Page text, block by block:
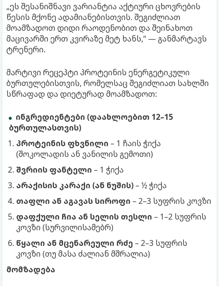
„ეს შესანიშნავი ვარიანტია აქტიური ცხოვრების
წესის მქონე ადამიანებისთვის. შეგიძლიათ
მოამზადოთ დიდი რაოდენობით და შეინახოთ
მაცივარში ერთ კვირაზე მეტ ხანს,“ — განმარტავს
ტრენერი.
მარტივი რეცეპტი პროტეინის ენერგეტიკული
ბურთულებისთვის, რომელსაც შეგიძლიათ სახლში
სწრაფად და დიეტურად მოამზადოთ:
ინგრედიენტები (დაახლოებით 12–15
ბურთულასთვის)
პროტეინის ფხვნილი – 1 ჩაის ჭიქა
(შოკოლადის ან ვანილის გემოთი)
შვრიის ფანტელი – 1 ჭიქა
არაქისის კარაქი (ან ნუშის)– ½ ჭიქა
თაფლი ან აგავას სიროფი – 2–3 სუფრის კოვზი
დაფქული ჩია ან სელის თესლი – 1–2 სუფრის
კოვზი (სურვილისამებრ)
წყალი ან მცენარეული რძე – 2–3 სუფრის
კოვზი (თუ მასა ძალიან მშრალია)
მომზადება